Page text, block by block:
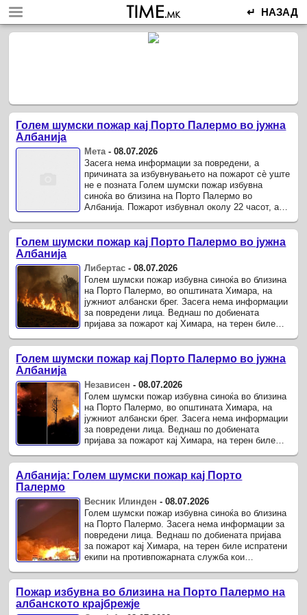
↵ НАЗАД
Голем шумски пожар кај Порто Палермо во јужна
Албанија
Мета -08.07.2026
Засега нема информации за повредени, а
причината за избувнувањето на пожарот сè уште
не е позната Голем шумски пожар избувна
синоќа во близина на Порто Палермо во
Албанија. Пожарот избувнал околу 22 часот, а
ридови во околината.
Голем шумски пожар кај Порто Палермо во јужна
Албанија
Либертас -08.07.2026
Голем шумски пожар избувна синоќа во близина
на Порто Палермо, во општината Химара, на
јужниот албански брег. Засега нема информации
за повредени лица. Веднаш по добиената
пријава за пожарот кај Химара, на терен биле
интервенираат за ...
Голем шумски пожар кај Порто Палермо во јужна
Албанија
Независен -08.07.2026
Голем шумски пожар избувна синоќа во близина
на Порто Палермо, во општината Химара, на
јужниот албански брег. Засега нема информации
за повредени лица. Веднаш по добиената
пријава за пожарот кај Химара, на терен биле
интервенираат за ...
Албанија: Голем шумски пожар кај Порто
Палермо
Весник Илинден -08.07.2026
Голем шумски пожар избувна синоќа во близина
на Порто Палермо. Засега нема информации за
повредени лица. Веднаш по добиената пријава
за пожарот кај Химара, на терен биле испратени
екипи на противпожарната служба кои
Пожар избувна во близина на Порто Палермо на
албанското крајбрежје